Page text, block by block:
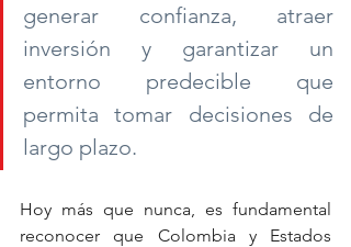
generar confianza, atraer
inversión y garantizar un
entorno predecible que
permita tomar decisiones de
largo plazo.
Hoy más que nunca, es fundamental
reconocer que Colombia y Estados